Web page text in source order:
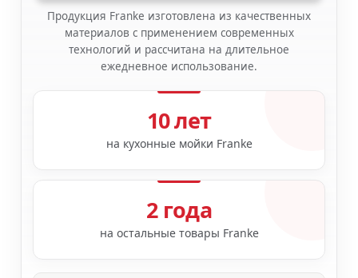
Продукция Franke изготовлена из качественных
материалов с применением современных
технологий и рассчитана на длительное
ежедневное использование.
10 лет
на кухонные мойки Franke
2 года
на остальные товары Franke